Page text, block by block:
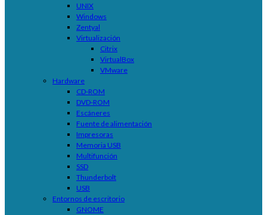
UNIX
Windows
Zentyal
Virtualización
Citrix
VirtualBox
VMware
Hardware
CD-ROM
DVD-ROM
Escáneres
Fuente de alimentación
Impresoras
Memoria USB
Multifunción
SSD
Thunderbolt
USB
Entornos de escritorio
GNOME